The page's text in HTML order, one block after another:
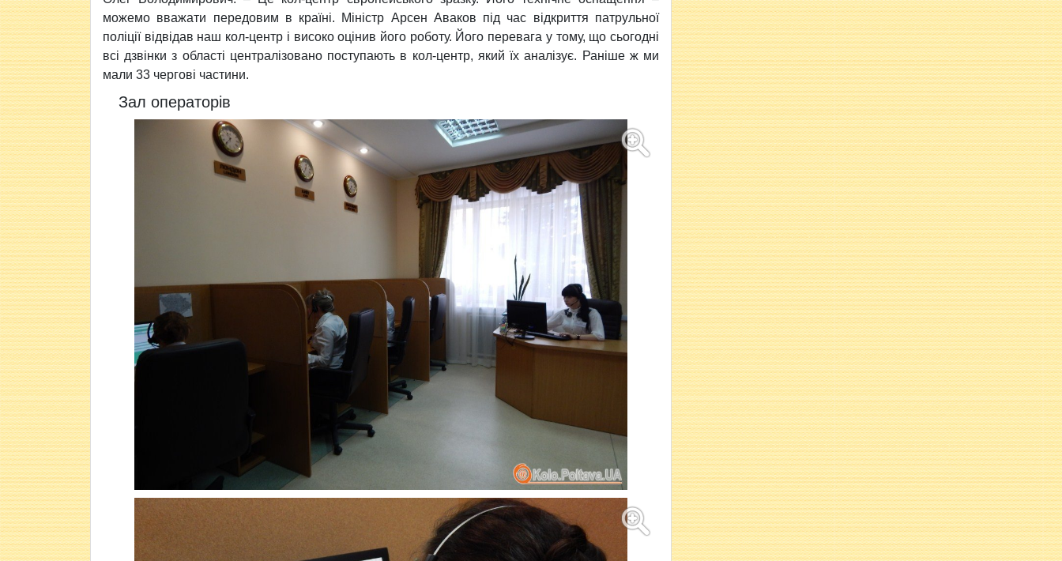
можемо вважати передовим в країні. Міністр Арсен Аваков під час відкриття патрульної
поліції відвідав наш кол-центр і високо оцінив його роботу. Його перевага у тому, що сьогодні
всі дзвінки з області централізовано поступають в кол-центр, який їх аналізує. Раніше ж ми
мали 33 чергові частини.
Зал операторів